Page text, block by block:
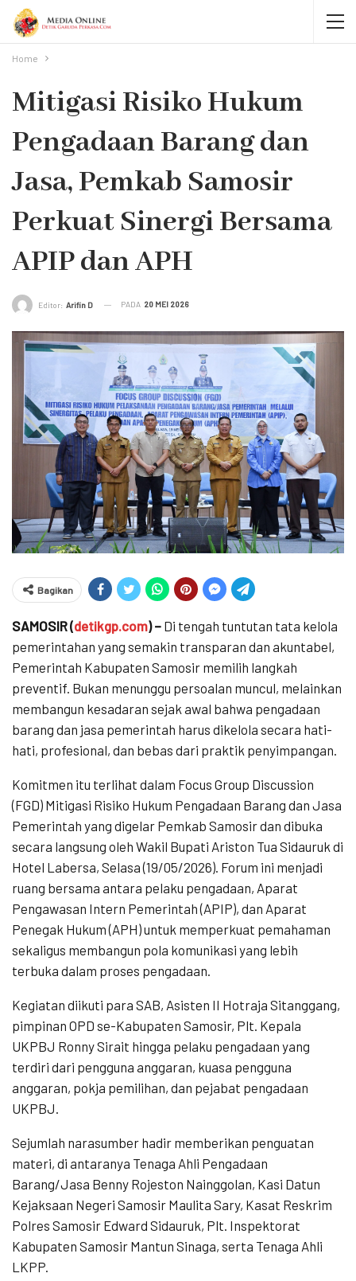
Home
Mitigasi Risiko Hukum
Pengadaan Barang dan
Jasa, Pemkab Samosir
Perkuat Sinergi Bersama
APIP dan APH
Editor: Arifin D PADA 20 MEI 2026
Bagikan
SAMOSIR (detikgp.com) – Di tengah tuntutan tata kelola
pemerintahan yang semakin transparan dan akuntabel,
Pemerintah Kabupaten Samosir memilih langkah
preventif. Bukan menunggu persoalan muncul, melainkan
membangun kesadaran sejak awal bahwa pengadaan
barang dan jasa pemerintah harus dikelola secara hati-
hati, profesional, dan bebas dari praktik penyimpangan.
Komitmen itu terlihat dalam Focus Group Discussion
(FGD) Mitigasi Risiko Hukum Pengadaan Barang dan Jasa
Pemerintah yang digelar Pemkab Samosir dan dibuka
secara langsung oleh Wakil Bupati Ariston Tua Sidauruk di
Hotel Labersa, Selasa (19/05/2026). Forum ini menjadi
ruang bersama antara pelaku pengadaan, Aparat
Pengawasan Intern Pemerintah (APIP), dan Aparat
Penegak Hukum (APH) untuk memperkuat pemahaman
sekaligus membangun pola komunikasi yang lebih
terbuka dalam proses pengadaan.
Kegiatan diikuti para SAB, Asisten II Hotraja Sitanggang,
pimpinan OPD se-Kabupaten Samosir, Plt. Kepala
UKPBJ Ronny Sirait hingga pelaku pengadaan yang
terdiri dari pengguna anggaran, kuasa pengguna
anggaran, pokja pemilihan, dan pejabat pengadaan
UKPBJ.
Sejumlah narasumber hadir memberikan penguatan
materi, di antaranya Tenaga Ahli Pengadaan
Barang/Jasa Benny Rojeston Nainggolan, Kasi Datun
Kejaksaan Negeri Samosir Maulita Sary, Kasat Reskrim
Polres Samosir Edward Sidauruk, Plt. Inspektorat
Kabupaten Samosir Mantun Sinaga, serta Tenaga Ahli
LKPP.